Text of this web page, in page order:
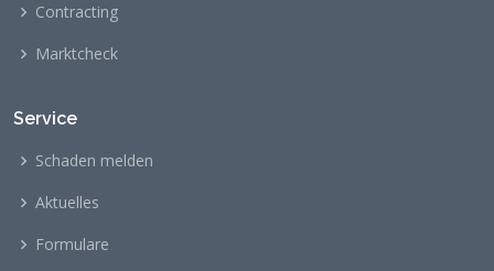
Contracting
Marktcheck
Service
Schaden melden
Aktuelles
Formulare